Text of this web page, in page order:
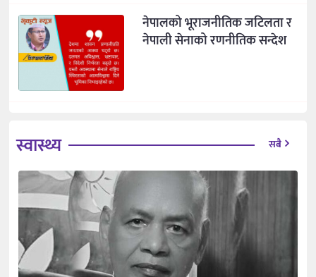
नेपालको भूराजनीतिक जटिलता र
नेपाली सेनाको रणनीतिक सन्देश
स्वास्थ्य सबै